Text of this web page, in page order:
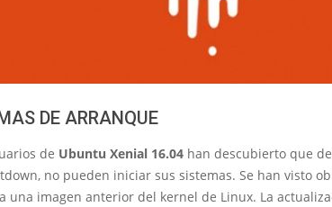
DE ARRANQUE
de Ubuntu Xenial 16.04 han descubierto que
no pueden iniciar sus sistemas. Se han visto
una imagen anterior del kernel de Linux. La